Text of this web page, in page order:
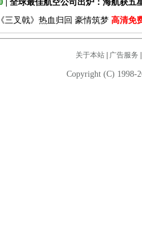
| 全球最佳航空公司出炉：海航获五
三叉戟》热血归回 豪情筑梦 高清免
关于本站| 广告服务
Copyright (C) 1998-